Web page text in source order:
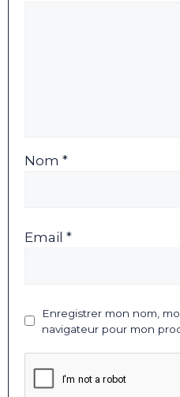
Nom *
Email *
Enregistrer mon nom,
navigateur pour mon